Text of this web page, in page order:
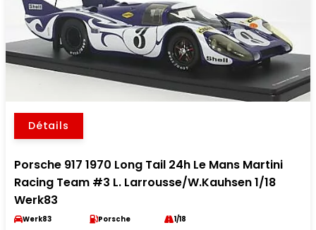
Détails
Porsche 917 1970 Long Tail 24h Le Mans Martini
Racing Team #3 L. Larrousse/W.Kauhsen 1/18
Werk83
Werk83 Porsche 1/18